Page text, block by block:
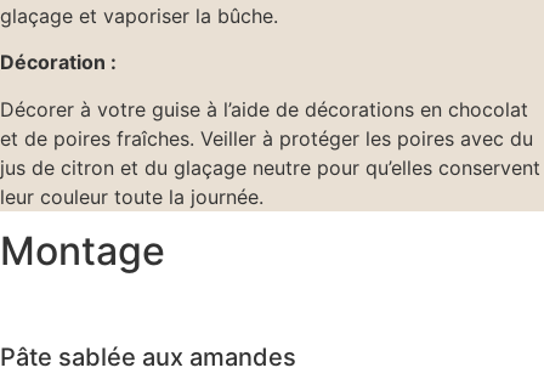
glaçage et vaporiser la bûche.
Décoration :
Décorer à votre guise à l’aide de décorations en chocolat
et de poires fraîches. Veiller à protéger les poires avec du
jus de citron et du glaçage neutre pour qu’elles conservent
leur couleur toute la journée.
Montage
Pâte sablée aux amandes